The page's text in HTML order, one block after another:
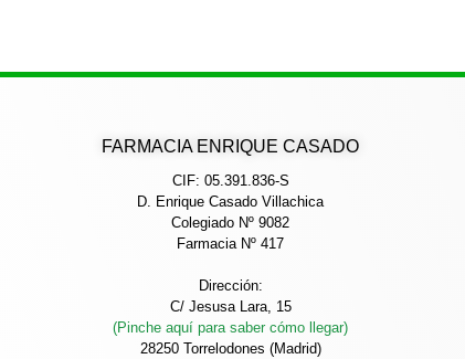
FARMACIA ENRIQUE CASADO
CIF: 05.391.836-S
D. Enrique Casado Villachica
Colegiado Nº 9082
Farmacia Nº 417
Dirección:
C/ Jesusa Lara, 15
(Pinche aquí para saber cómo llegar)
28250 Torrelodones (Madrid)